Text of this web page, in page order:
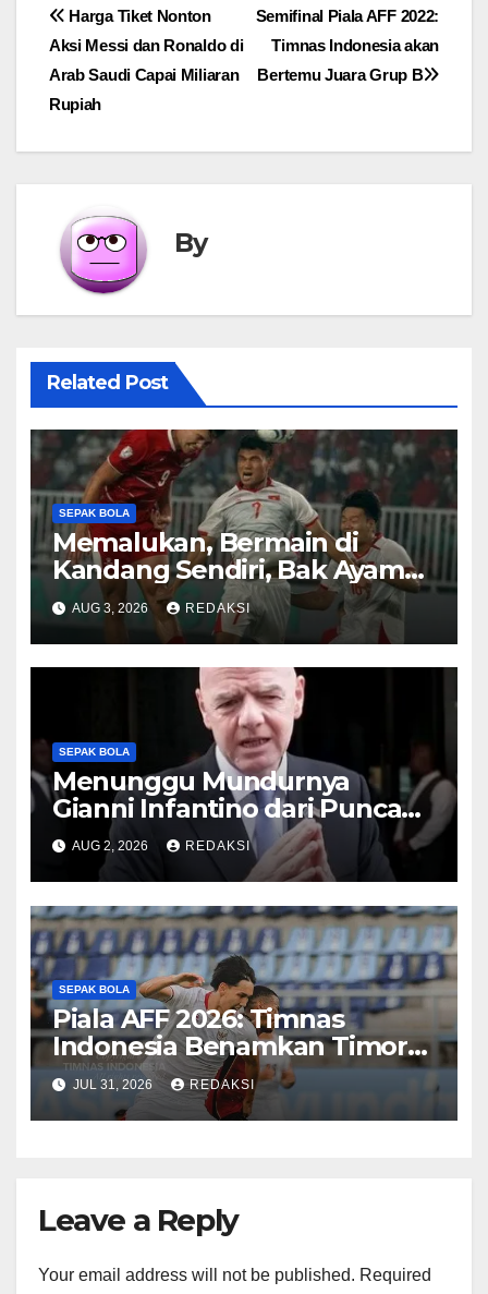
Post
navigation
Semifinal Piala AFF 2022:
Timnas Indonesia akan
Bertemu Juara Grup B
Harga Tiket Nonton
Aksi Messi dan Ronaldo di
Arab Saudi Capai Miliaran
Rupiah
By
Related Post
SEPAK BOLA
Memalukan, Bermain di
Kandang Sendiri, Bak Ayam
Sayur Timnas Indonesia
Dibenamkan Vietnam
AUG 3, 2026 REDAKSI
SEPAK BOLA
Menunggu Mundurnya
Gianni Infantino dari Puncak
Kekuasaan FIFA
AUG 2, 2026 REDAKSI
SEPAK BOLA
Piala AFF 2026: Timnas
Indonesia Benamkan Timor
Leste 3-0
JUL 31, 2026 REDAKSI
Leave a Reply
Your email address will not be published. Required